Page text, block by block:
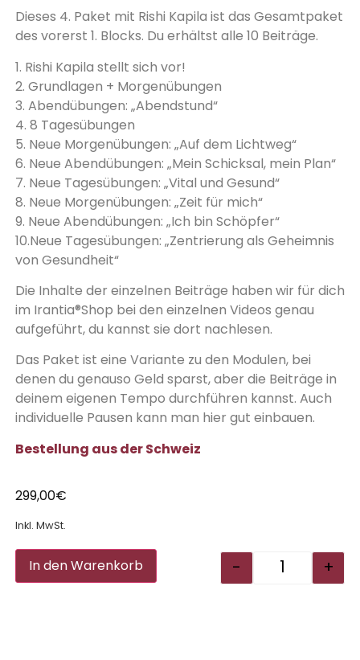
Dieses 4. Paket mit Rishi Kapila ist das Gesamtpaket
des vorerst 1. Blocks. Du erhältst alle 10 Beiträge.
1. Rishi Kapila stellt sich vor!
2. Grundlagen + Morgenübungen
3. Abendübungen: „Abendstund“
4. 8 Tagesübungen
5. Neue Morgenübungen: „Auf dem Lichtweg“
6. Neue Abendübungen: „Mein Schicksal, mein Plan“
7. Neue Tagesübungen: „Vital und Gesund“
8. Neue Morgenübungen: „Zeit für mich“
9. Neue Abendübungen: „Ich bin Schöpfer“
10.Neue Tagesübungen: „Zentrierung als Geheimnis
von Gesundheit“
Die Inhalte der einzelnen Beiträge haben wir für dich
im Irantia®Shop bei den einzelnen Videos genau
aufgeführt, du kannst sie dort nachlesen.
Das Paket ist eine Variante zu den Modulen, bei
denen du genauso Geld sparst, aber die Beiträge in
deinem eigenen Tempo durchführen kannst. Auch
individuelle Pausen kann man hier gut einbauen.
Bestellung aus der Schweiz
299,00€
Inkl. MwSt.
- +
In den Warenkorb Alternative: